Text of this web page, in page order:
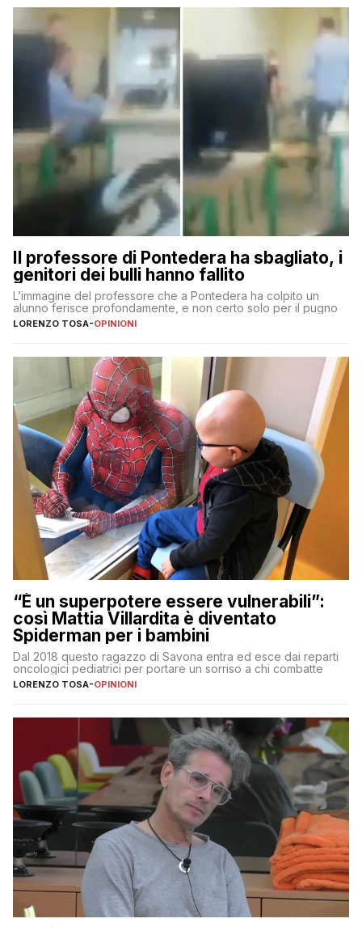
Il professore di Pontedera ha sbagliato, i
genitori dei bulli hanno fallito
L’immagine del professore che a Pontedera ha colpito un
alunno ferisce profondamente, e non certo solo per il pugno
LORENZO TOSA-OPINIONI
“È un superpotere essere vulnerabili”:
così Mattia Villardita è diventato
Spiderman per i bambini
Dal 2018 questo ragazzo di Savona entra ed esce dai reparti
oncologici pediatrici per portare un sorriso a chi combatte
LORENZO TOSA-OPINIONI